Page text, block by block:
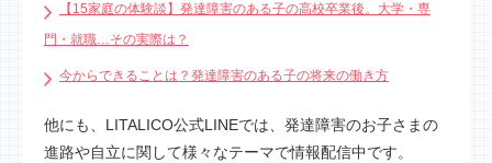
【15家庭の体験談】発達障害のある子の高校卒業後。大学・専
門・就職…その実際は？
今からできることは？発達障害のある子の将来の働き方
他にも、LITALICO公式LINEでは、発達障害のお子さまの
進路や自立に関して様々なテーマで情報配信中です。